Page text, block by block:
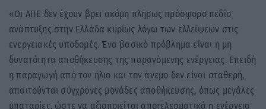
«Οι ΑΠΕ δεν έχουν βρει ακόμη πλήρως πρόσφορο πεδίο
ανάπτυξης στην Ελλάδα κυρίως λόγω των ελλείψεων στις
ενεργειακές υποδομές. Ένα βασικό πρόβλημα είναι η μη
δυνατότητα αποθήκευσης της παραγόμενης ενέργειας. Επειδή
η παραγωγή από τον ήλιο και τον άνεμο δεν είναι σταθερή,
απαιτούνται σύγχρονες μονάδες αποθήκευσης, όπως μεγάλες
μπαταρίες, ώστε να αξιοποιείται αποτελεσματικά η ενέργεια